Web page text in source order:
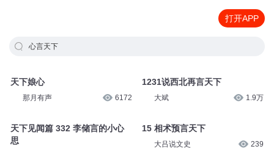
打开APP
心言天下
天下娘心
那月有声 6172
天下见闻篇 332 李储言的小心
思
1231说西北再言天下
大斌 1.9万
15 相术预言天下
大吕说文史 239